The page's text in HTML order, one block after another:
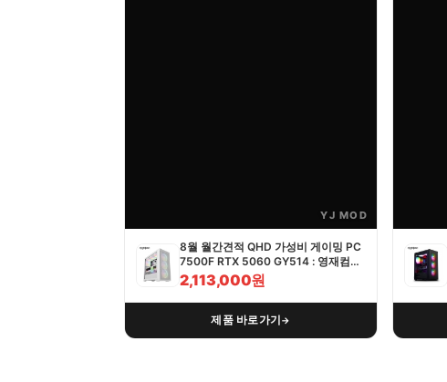
YJ MOD
8월 월간견적 QHD 가성비 게이밍 PC
7500F RTX 5060 GY514 : 영재컴퓨
터
2,113,000원
제품 바로가기→